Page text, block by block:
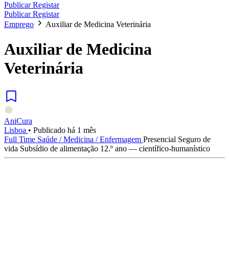
PublicarRegistar
PublicarRegistar
Emprego
Auxiliar de Medicina Veterinária
Auxiliar de Medicina
Veterinária
AniCura
Lisboa • Publicado há 1 mês
Full Time Saúde / Medicina / Enfermagem Presencial Seguro de
vida Subsídio de alimentação 12.º ano — científico-humanístico